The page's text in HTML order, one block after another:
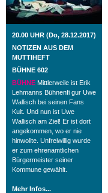
20.00 UHR (Do, 28.12.2017)
NOTIZEN AUS DEM
MUTTIHEFT
BÜHNE 602
BÜHNE Mittlerweile ist Erik
Lehmanns Bühnenfi gur Uwe
Wallisch bei seinen Fans
Kult. Und nun ist Uwe
Wallisch am Ziel! Er ist dort
angekommen, wo er nie
hinwollte. Unfreiwillig wurde
er zum ehrenamtlichen
Bürgermeister seiner
Kommune gewählt.
Mehr Infos...